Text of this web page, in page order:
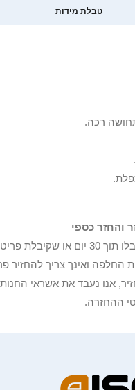
טבלת מידות
רכה.
הפריטים שלך לא קיבלו תוך 30 יום
החלפה ואינך צריך להחזיר
אנו נעבד את אשראי
ההחזרה.